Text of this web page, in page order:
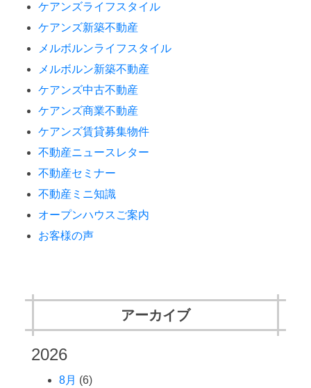
ケアンズライフスタイル
ケアンズ新築不動産
メルボルンライフスタイル
メルボルン新築不動産
ケアンズ中古不動産
ケアンズ商業不動産
ケアンズ賃貸募集物件
不動産ニュースレター
不動産セミナー
不動産ミニ知識
オープンハウスご案内
お客様の声
アーカイブ
2026
8月 (6)